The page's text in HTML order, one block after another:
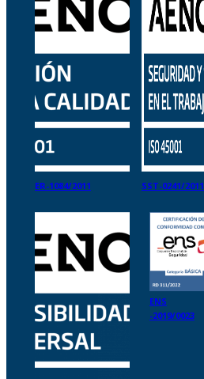
ER-1084/2011 SST-0241/2011
ENS
-2019/0023